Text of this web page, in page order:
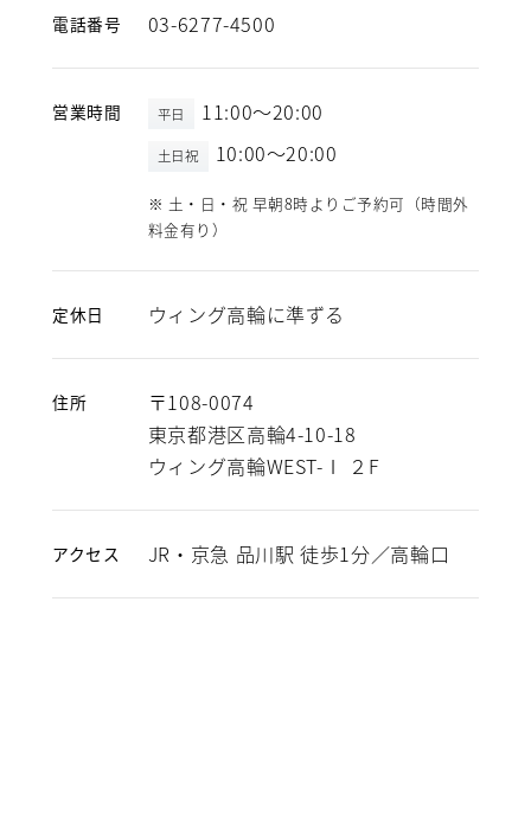
電話番号 03-6277-4500
営業時間 平日 11:00～20:00
土日祝 10:00～20:00
※ 土・日・祝 早朝8時よりご予約可（時間外
料金有り）
定休日 ウィング高輪に準ずる
住所
〒108-0074
東京都港区高輪4-10-18
ウィング高輪WEST-Ⅰ ２F
アクセス JR・京急 品川駅 徒歩1分／高輪口